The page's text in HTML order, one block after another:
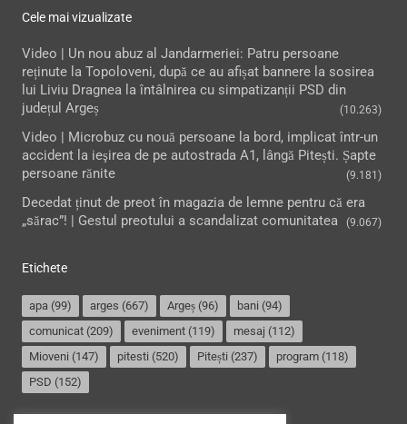
Cele mai vizualizate
Video | Un nou abuz al Jandarmeriei: Patru persoane
reținute la Topoloveni, după ce au afișat bannere la sosirea
lui Liviu Dragnea la întâlnirea cu simpatizanții PSD din
județul Argeș
(10.263)
Video | Microbuz cu nouă persoane la bord, implicat într-un
accident la ieşirea de pe autostrada A1, lângă Pitești. Șapte
persoane rănite
(9.181)
Decedat ținut de preot în magazia de lemne pentru că era
„sărac”! | Gestul preotului a scandalizat comunitatea
(9.067)
Etichete
apa (99) arges (667) Argeș (96) bani (94)
comunicat (209) eveniment (119) mesaj (112)
Mioveni (147) pitesti (520) Pitești (237) program (118)
PSD (152)